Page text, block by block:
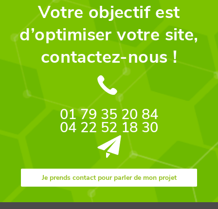
Votre objectif est
d’optimiser votre site,
contactez-nous !
01 79 35 20 84
04 22 52 18 30
Je prends contact pour parler de mon projet